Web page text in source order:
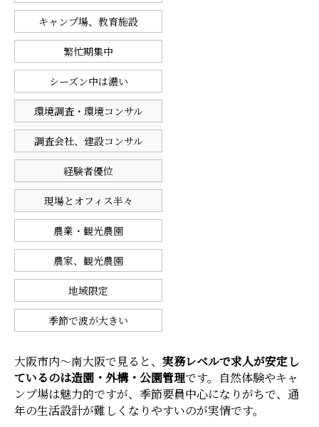
キャンプ場、教育施設
繁忙期集中
シーズン中は濃い
環境調査・環境コンサル
調査会社、建設コンサル
経験者優位
現場とオフィス半々
農業・観光農園
農家、観光農園
地域限定
季節で波が大きい
大阪市内～南大阪で見ると、 実務レベルで求人が安定し
ているのは造園・外構・公園管理です。自然体験やキャ
ンプ場は魅力的ですが、季節要員中心になりがちで、通
年の生活設計が難しくなりやすいのが実情です。